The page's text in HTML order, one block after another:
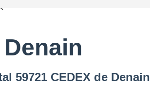
59721 CEDEX de Denain